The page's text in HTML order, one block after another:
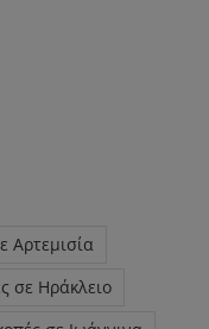
Αρτεμισία
σε Ηράκλειο